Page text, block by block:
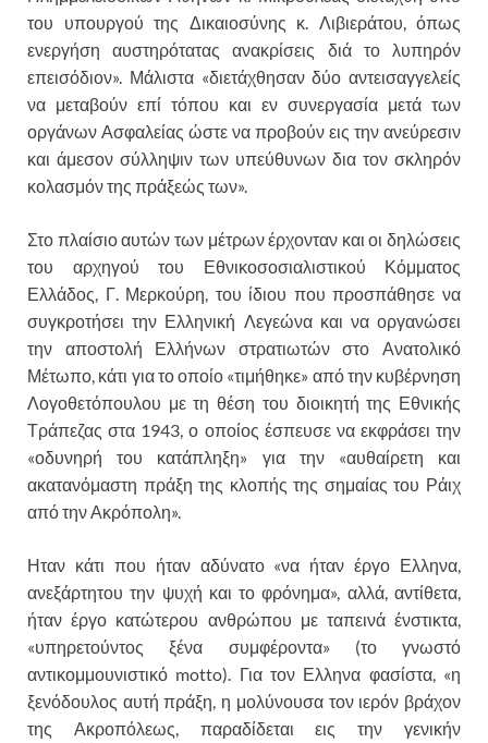
του υπουργού της Δικαιοσύνης κ. Λιβιεράτου, όπως
ενεργήση αυστηρότατας ανακρίσεις διά το λυπηρόν
επεισόδιον». Μάλιστα «διετάχθησαν δύο αντεισαγγελείς
να μεταβούν επί τόπου και εν συνεργασία μετά των
οργάνων Ασφαλείας ώστε να προβούν εις την ανεύρεσιν
και άμεσον σύλληψιν των υπεύθυνων δια τον σκληρόν
κολασμόν της πράξεώς των».
Στο πλαίσιο αυτών των μέτρων έρχονταν και οι δηλώσεις
του αρχηγού του Εθνικοσοσιαλιστικού Κόμματος
Ελλάδος, Γ. Μερκούρη, του ίδιου που προσπάθησε να
συγκροτήσει την Ελληνική Λεγεώνα και να οργανώσει
την αποστολή Ελλήνων στρατιωτών στο Ανατολικό
Μέτωπο, κάτι για το οποίο «τιμήθηκε» από την κυβέρνηση
Λογοθετόπουλου με τη θέση του διοικητή της Εθνικής
Τράπεζας στα 1943, ο οποίος έσπευσε να εκφράσει την
«οδυνηρή του κατάπληξη» για την «αυθαίρετη και
ακατανόμαστη πράξη της κλοπής της σημαίας του Ράιχ
από την Ακρόπολη».
Ηταν κάτι που ήταν αδύνατο «να ήταν έργο Ελληνα,
ανεξάρτητου την ψυχή και το φρόνημα», αλλά, αντίθετα,
ήταν έργο κατώτερου ανθρώπου με ταπεινά ένστικτα,
«υπηρετούντος ξένα συμφέροντα» (το γνωστό
αντικομμουνιστικό motto). Για τον Ελληνα φασίστα, «η
ξενόδουλος αυτή πράξη, η μολύνουσα τον ιερόν βράχον
της Ακροπόλεως, παραδίδεται εις την γενικήν